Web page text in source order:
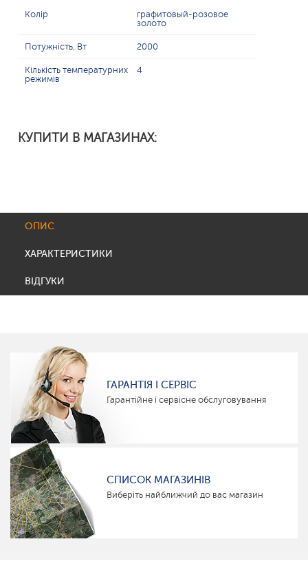
Колір
графитовый-розовое
золото
Потужність, Вт 2000
Кількість температурних
режимів
4
КУПИТИ В МАГАЗИНАХ:
ОПИС
ХАРАКТЕРИСТИКИ
ВІДГУКИ
ГАРАНТІЯ І СЕРВІС
Гарантійне і сервісне обслуговування
СПИСОК МАГАЗИНІВ
Виберіть найближчий до вас магазин